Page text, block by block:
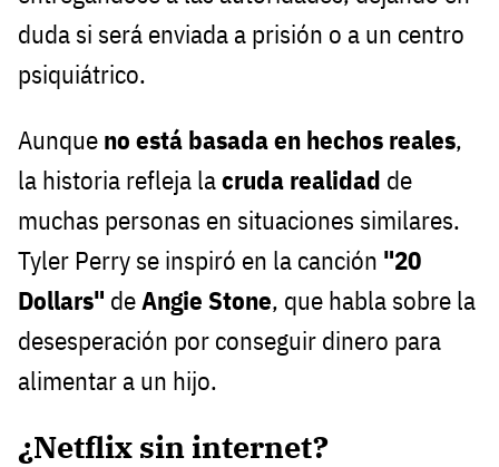
duda si será enviada a prisión o a un centro
psiquiátrico.
Aunque no está basada en hechos reales,
la historia refleja lacruda realidad de
muchas personas en situaciones similares.
Tyler Perry se inspiró en la canción "20
Dollars" deAngie Stone, que habla sobre la
desesperación por conseguir dinero para
alimentar a un hijo.
¿Netflix sin internet?